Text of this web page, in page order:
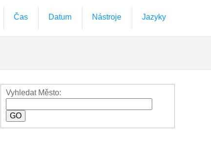
Čas Datum Nástroje Jazyky
Vyhledat Město: